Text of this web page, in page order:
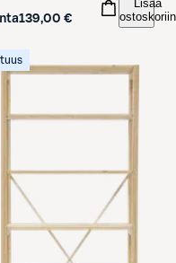
139,00 €
Lisää
ostoskoriin